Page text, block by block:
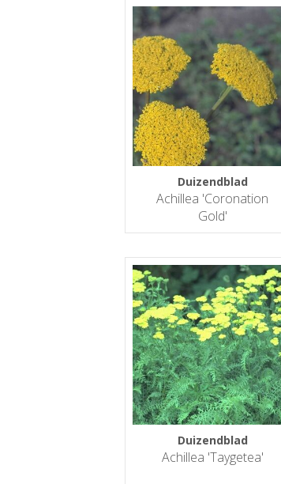
Duizendblad
Achillea 'Coronation
Gold'
Duizendblad
Achillea 'Taygetea'